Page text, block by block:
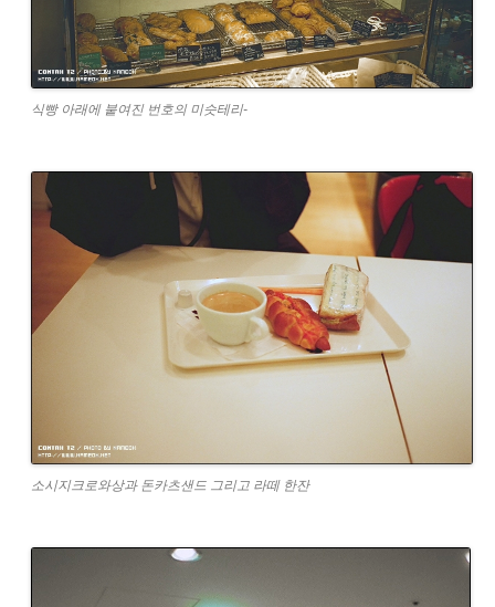
식빵 아래에 붙여진 번호의 미슷테리-
소시지크로와상과 돈카츠샌드 그리고 라떼 한잔